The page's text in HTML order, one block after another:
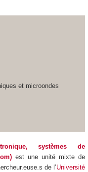
et microondes
systèmes de
est une unité mixte de
de l’Université